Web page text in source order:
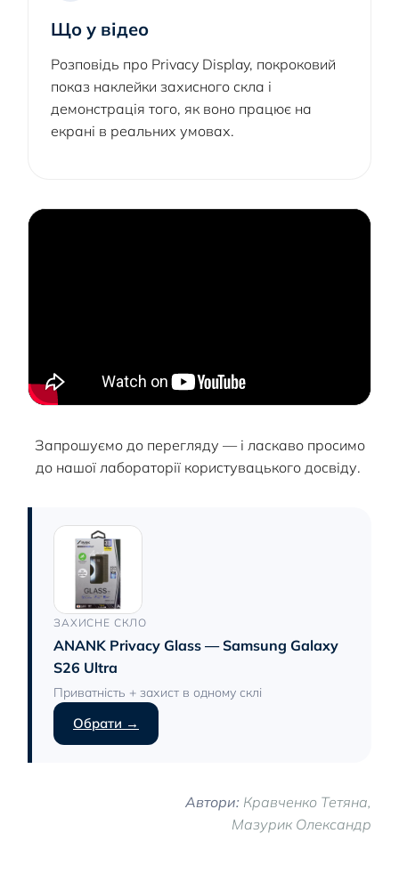
Що у відео
Розповідь про Privacy Display, покроковий
показ наклейки захисного скла і
демонстрація того, як воно працює на
екрані в реальних умовах.
Запрошуємо до перегляду — і ласкаво просимо
до нашої лабораторії користувацького досвіду.
ЗАХИСНЕ СКЛО
ANANK Privacy Glass — Samsung Galaxy
S26 Ultra
Приватність + захист в одному склі
Обрати →
Автори: Кравченко Тетяна,
Мазурик Олександр